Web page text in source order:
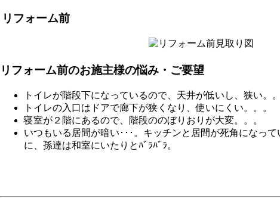
リフォーム前
リフォーム前のお施主様の悩み・ご要望
トイレが階段下になっているので、天井が低いし、狭い。
トイレの入口はドアで廊下が狭くなり、使いにくい。。。
寝室が２階にあるので、階段ののぼりおりが大変。。。
いつもいる居間が暗い･･･。キッチンと居間が死角になっ
に、孫達は和室にいたりとﾊﾞﾗﾊﾞﾗ。